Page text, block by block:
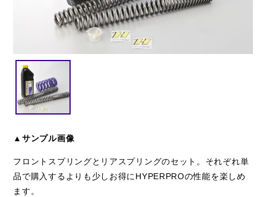
閉じる
▲サンプル画像
フロントスプリングとリアスプリングのセット。それぞれ単
品で購入するよりも少しお得にHYPERPROの性能を楽しめ
ます。